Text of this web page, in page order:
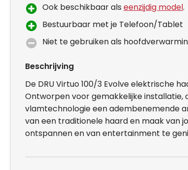
Ook beschikbaar als eenzijdig model.
Bestuurbaar met je Telefoon/Tablet
Niet te gebruiken als
Beschrijving
De DRU Virtuo 100/3 Evolve elektrische
Ontworpen voor gemakkelijke
vlamtechnologie een adembenemende
van een traditionele haard en maak van
ontspannen en van entertainment te